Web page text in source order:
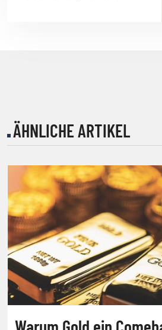
ÄHNLICHE ARTIKEL